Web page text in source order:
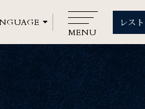
MENU
レス
レストラ
Rooms
ご宿泊